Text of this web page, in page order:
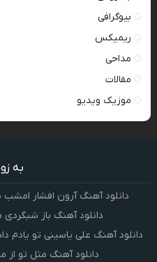
بیوگرافی
ریمیکس
مداحی
مقالات
موزیک ویدیو
به
دانلود آهنگ آرون افشار
دانلود آهنگ باز
دانلود آهنگ علی یاسینی تو یادم
دانلود آهنگ مثل تو